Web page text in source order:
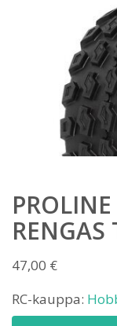
RENGAS
47,00 €
RC-kauppa: